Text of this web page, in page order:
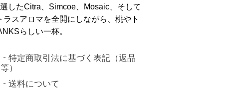
たCitra、Simcoe、Mosaic、そして
スアロマを全開にしながら、桃やト
らしい一杯。
特定商取引法に基づく表記（返品
等）
送料について